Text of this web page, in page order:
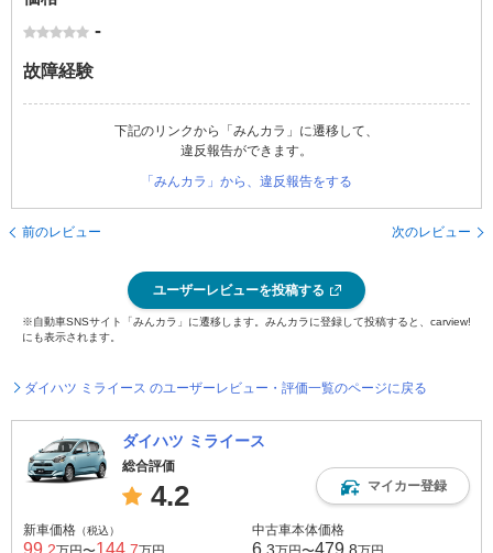
-
故障経験
下記のリンクから「みんカラ」に遷移して、
違反報告ができます。
「みんカラ」から、違反報告をする
前のレビュー 次のレビュー
ユーザーレビューを投稿する
※自動車SNSサイト「みんカラ」に遷移します。みんカラに登録して投稿すると、carview!
にも表示されます。
ダイハツ ミライース のユーザーレビュー・評価一覧のページに戻る
ダイハツ ミライース
総合評価
4.2 マイカー登録
新車価格 （税込）
99 144
中古車本体価格
6 479